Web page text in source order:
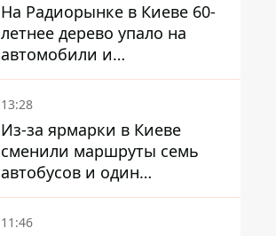
На Радиорынке в Киеве 60-
летнее дерево упало на
автомобили и
травмировало человека -
подробности
13:28
Из-за ярмарки в Киеве
сменили маршруты семь
автобусов и один
троллейбус
11:46